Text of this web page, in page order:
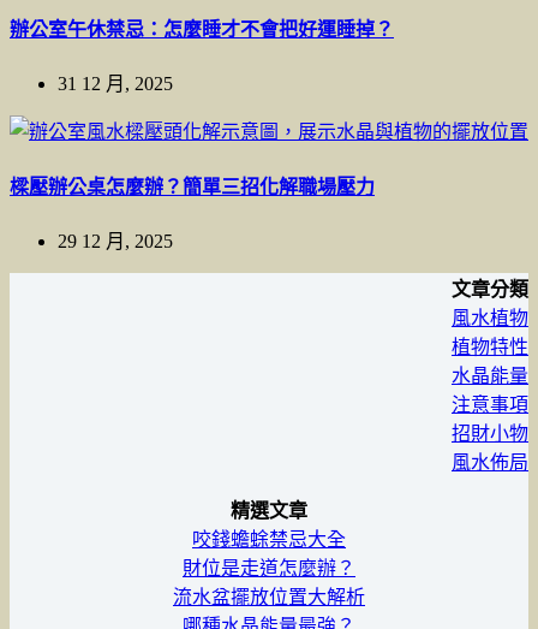
辦公室午休禁忌：怎麼睡才不會把好運睡掉？
31 12 月, 2025
樑壓辦公桌怎麼辦？簡單三招化解職場壓力
29 12 月, 2025
文章分類
風水植物
植物特性
水晶能量
注意事項
招財小物
風水佈局
精選文章
咬錢蟾蜍禁忌大全
財位是走道怎麼辦？
流水盆擺放位置大解析